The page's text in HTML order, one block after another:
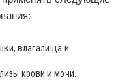
влагалища и
крови и мочи.